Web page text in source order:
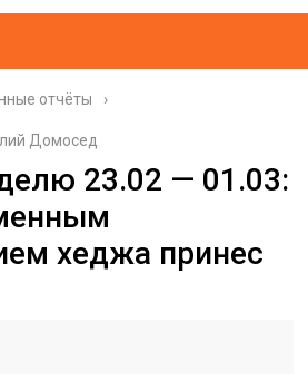
отчёты
Домосед
23.02 — 01.03:
хеджа принес